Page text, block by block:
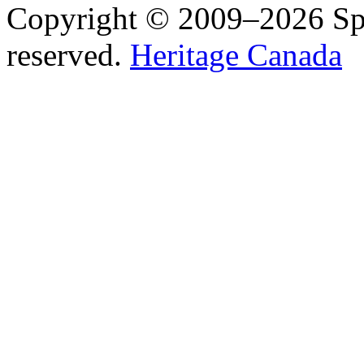
Copyright © 2009–2026
reserved. Heritage Canada